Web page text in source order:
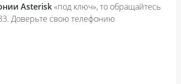
Asterisk «под ключ», то обращайтесь
Доверьте свою телефонию